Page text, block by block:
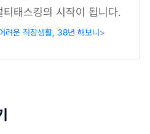
태스킹의 시작이 됩니다.
려운 직장생활, 38년 해보니 >